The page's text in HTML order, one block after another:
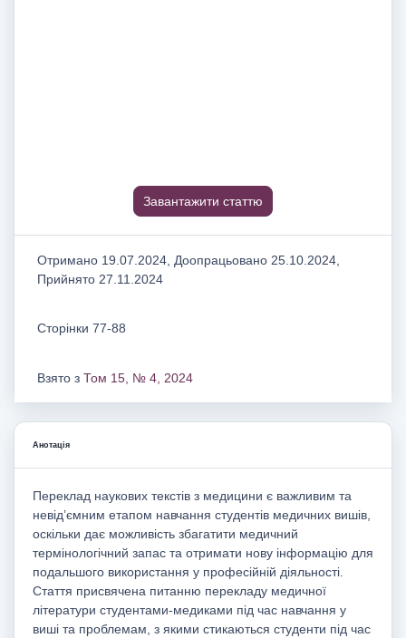
Завантажити статтю
Отримано 19.07.2024, Доопрацьовано 25.10.2024,
Прийнято 27.11.2024
Сторінки 77-88
Взято з Том 15, № 4, 2024
Анотація
Переклад наукових текстів з медицини є важливим та
невід’ємним етапом навчання студентів медичних вишів,
оскільки дає можливість збагатити медичний
термінологічний запас та отримати нову інформацію для
подальшого використання у професійній діяльності.
Стаття присвячена питанню перекладу медичної
літератури студентами-медиками під час навчання у
виші та проблемам, з якими стикаються студенти під час